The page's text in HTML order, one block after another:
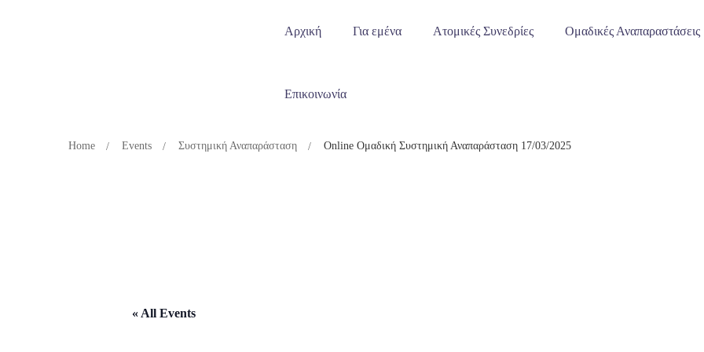
Αρχική Για εμένα Ατομικές Συνεδρίες Ομαδικές Αναπαραστάσεις
Επικοινωνία
Home Events Συστημική Αναπαράσταση Online Ομαδική Συστημική Αναπαράσταση 17/03/2025
« All Events